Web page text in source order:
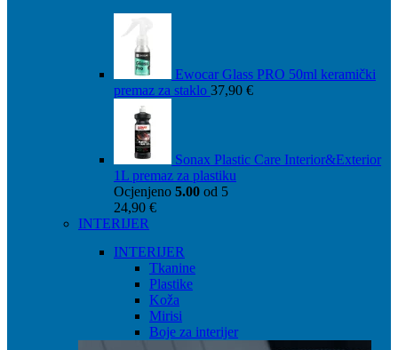
Ewocar Glass PRO 50ml keramički
premaz za staklo 37,90 €
Sonax Plastic Care Interior&Exterior
1L premaz za plastiku
Ocjenjeno 5.00 od 5
24,90 €
INTERIJER
INTERIJER
Tkanine
Plastike
Koža
Mirisi
Boje za interijer